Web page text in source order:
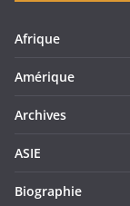
Afrique
Amérique
Archives
ASIE
Biographie